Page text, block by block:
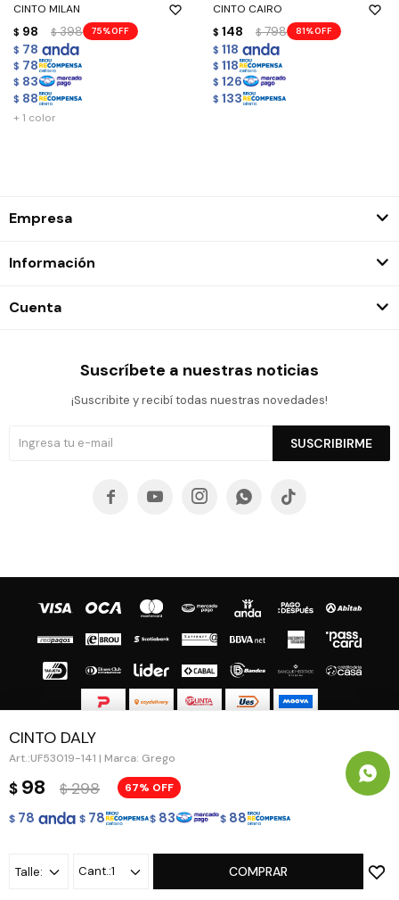
CINTO DALY
UF53019-141 | Marca: Grego
$ 98 $ 298 67
$ 78 $ 78 $ 83 $ 88
Talle: 1 COMPRAR
CINTO MILAN
$ 98 $ 398 75
$ 78
$ 78
$ 83
$ 88
+ 1 color
CINTO CAIRO
$ 148 $ 798 81
$ 118
$ 118
$ 126
$ 133
Empresa
Información
Cuenta
Suscríbete a nuestras noticias
¡Suscribite y recibí todas nuestras novedades!
SUSCRIBIRME
    
© Copyright 2026 / Guapa - Paprika
Fenicio